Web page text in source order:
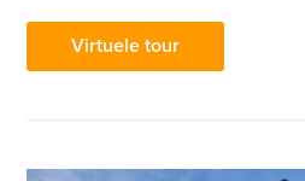
Virtuele tour